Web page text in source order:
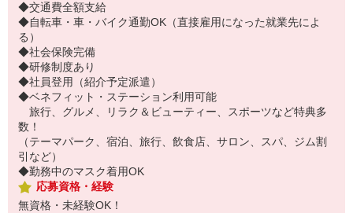
◆交通費全額支給
◆自転車・車・バイク通勤OK（直接雇用になった就業先によ
る）
◆社会保険完備
◆研修制度あり
◆社員登用（紹介予定派遣）
◆ベネフィット・ステーション利用可能
旅行、グルメ、リラク＆ビューティー、スポーツなど特典多
数！
（テーマパーク、宿泊、旅行、飲食店、サロン、スパ、ジム割
引など）
◆勤務中のマスク着用OK
応募資格・経験
無資格・未経験OK！